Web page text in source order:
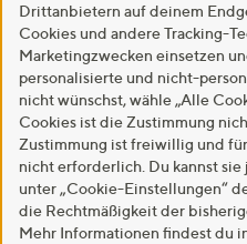
Drittanbietern auf deinem
Cookies und andere Tracking-
Marketingzwecken einsetzen
personalisierte und nicht-
nicht wünschst, wähle „Alle
Cookies ist die Zustimmung
Zustimmung ist freiwillig und
nicht erforderlich. Du kannst
unter „Cookie-Einstellungen“
die Rechtmäßigkeit der
Mehr Informationen findest du